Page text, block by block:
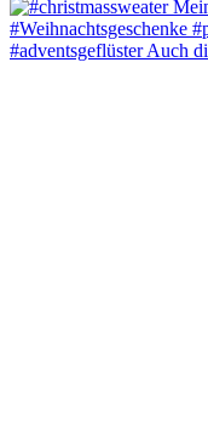
#adventsgeflüster Auch